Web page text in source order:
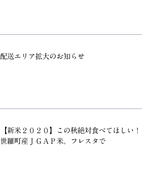
配送エリア拡大のお知らせ
【新米２０２０】この秋絶対食べてほしい！
世羅町産ＪＧＡＰ米。フレスタで